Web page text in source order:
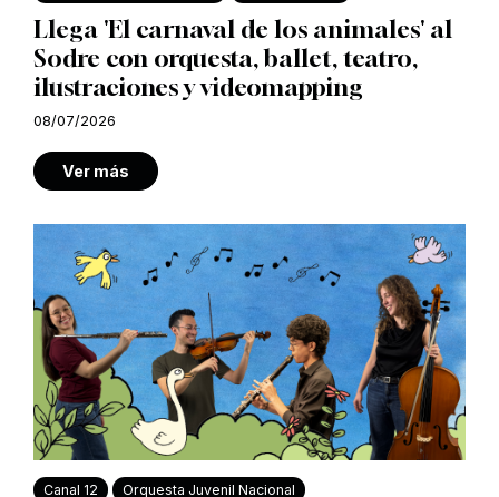
Llega 'El carnaval de los animales' al
Sodre con orquesta, ballet, teatro,
ilustraciones y videomapping
08/07/2026
Ver más
Canal 12 Orquesta Juvenil Nacional